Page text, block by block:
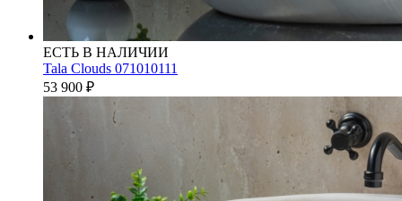
ЕСТЬ В НАЛИЧИИ
Tala Clouds 071010111
53 900 ₽